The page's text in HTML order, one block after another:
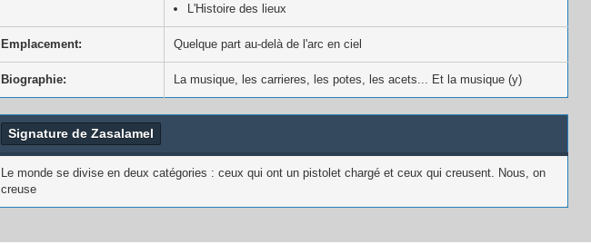
L'Histoire des lieux
Emplacement: Quelque part au-delà de l'arc en ciel
Biographie: La musique, les carrieres, les potes, les acets... Et la musique (y)
Signature de Zasalamel
Le monde se divise en deux catégories : ceux qui ont un pistolet chargé et ceux qui creusent. Nous, on
creuse